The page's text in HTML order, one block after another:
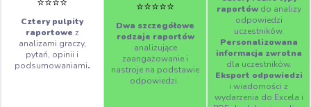
Cztery pulpity
raportowe z
analizami graczy,
pytań, opinii i
podsumowaniami.
⭐️⭐️⭐️⭐️⭐️
Dwa szczegółowe
rodzaje raportów
analizujące
zaangażowanie i
nastroje na podstawie
odpowiedzi.
raportówdo analizy
odpowiedzi
uczestników.
Personalizowana
informacja zwrotna
dla uczestników.
Eksport odpowiedzi
i wiadomości z
wydarzenia do Excela i